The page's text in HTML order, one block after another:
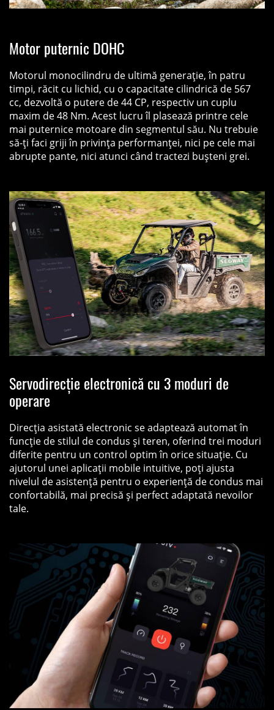
Motor puternic DOHC
Motorul monocilindru de ultimă generație, în patru
timpi, răcit cu lichid, cu o capacitate cilindrică de 567
cc, dezvoltă o putere de 44 CP, respectiv un cuplu
maxim de 48 Nm. Acest lucru îl plasează printre cele
mai puternice motoare din segmentul său. Nu trebuie
să-ți faci griji în privința performanței, nici pe cele mai
abrupte pante, nici atunci când tractezi bușteni grei.
Servodirecție electronică cu 3 moduri de
operare
Direcția asistată electronic se adaptează automat în
funcție de stilul de condus și teren, oferind trei moduri
diferite pentru un control optim în orice situație. Cu
ajutorul unei aplicații mobile intuitive, poți ajusta
nivelul de asistență pentru o experiență de condus mai
confortabilă, mai precisă și perfect adaptată nevoilor
tale.